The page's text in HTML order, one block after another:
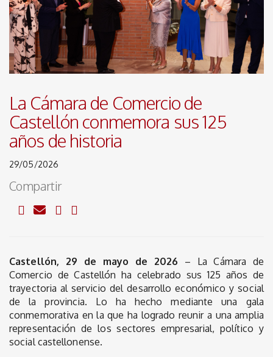
La Cámara de Comercio de
Castellón conmemora sus 125
años de historia
29/05/2026
Compartir
Castellón, 29 de mayo de 2026 – La Cámara de
Comercio de Castellón ha celebrado sus 125 años de
trayectoria al servicio del desarrollo económico y social
de la provincia. Lo ha hecho mediante una gala
conmemorativa en la que ha logrado reunir a una amplia
representación de los sectores empresarial, político y
social castellonense.